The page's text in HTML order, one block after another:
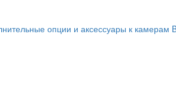
опции и аксессуары к камерам